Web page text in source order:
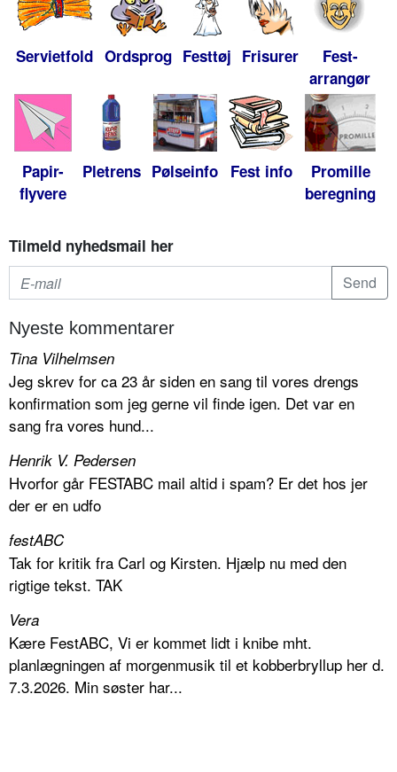
Servietfold Ordsprog Festtøj Frisurer
Fest-
arrangør
Papir-
flyvere
Pletrens Pølseinfo Fest info
Promille
beregning
Tilmeld nyhedsmail her
Nyeste kommentarer
Tina Vilhelmsen
Jeg skrev for ca 23 år siden en sang til vores drengs
konfirmation som jeg gerne vil finde igen. Det var en
sang fra vores hund...
Henrik V. Pedersen
Hvorfor går FESTABC mail altid i spam? Er det hos jer
der er en udfo
festABC
Tak for kritik fra Carl og Kirsten. Hjælp nu med den
rigtige tekst. TAK
Vera
Kære FestABC, Vi er kommet lidt i knibe mht.
planlægningen af morgenmusik til et kobberbryllup her d.
7.3.2026. Min søster har...